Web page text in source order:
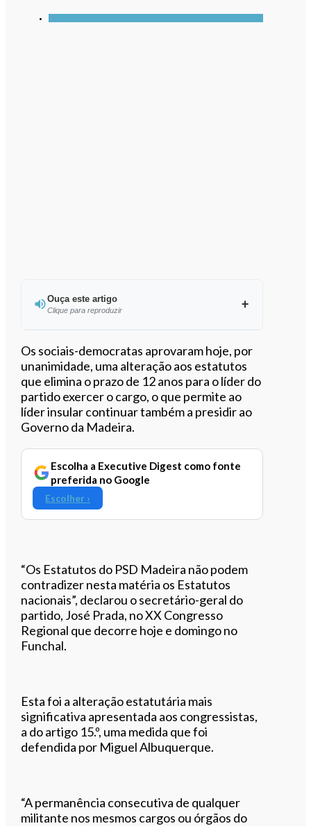
Ouça este artigo
Clique para reproduzir
Ouvir este artigo
Os sociais-democratas aprovaram hoje, por
unanimidade, uma alteração aos estatutos
que elimina o prazo de 12 anos para o líder do
partido exercer o cargo, o que permite ao
líder insular continuar também a presidir ao
Governo da Madeira.
Escolha a Executive Digest como fonte
preferida no Google
Escolher ›
“Os Estatutos do PSD Madeira não podem
contradizer nesta matéria os Estatutos
nacionais”, declarou o secretário-geral do
partido, José Prada, no XX Congresso
Regional que decorre hoje e domingo no
Funchal.
Esta foi a alteração estatutária mais
significativa apresentada aos congressistas,
a do artigo 15.º, uma medida que foi
defendida por Miguel Albuquerque.
“A permanência consecutiva de qualquer
militante nos mesmos cargos ou órgãos do